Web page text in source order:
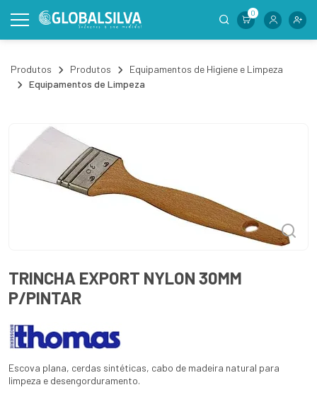
0
Produtos Produtos
Equipamentos de Higiene e Limpeza
Equipamentos de Limpeza
TRINCHA EXPORT NYLON 30MM
P/PINTAR
Escova plana, cerdas sintéticas, cabo de madeira natural para
limpeza e desengorduramento.